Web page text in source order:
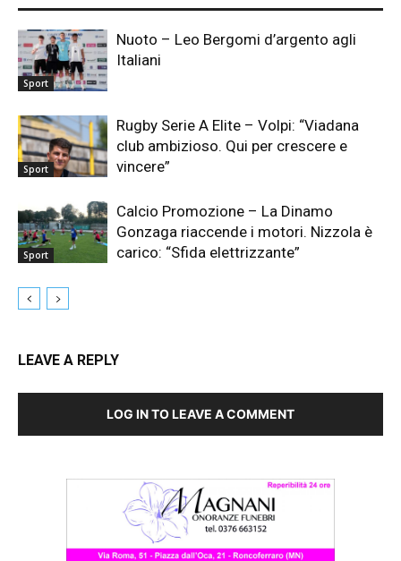
Sport
Nuoto – Leo Bergomi d’argento agli
Italiani
Sport
Rugby Serie A Elite – Volpi: “Viadana
club ambizioso. Qui per crescere e
vincere”
Sport
Calcio Promozione – La Dinamo
Gonzaga riaccende i motori. Nizzola è
carico: “Sfida elettrizzante”
LEAVE A REPLY
LOG IN TO LEAVE A COMMENT